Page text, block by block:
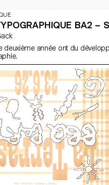
BA2 –
Sack
deuxième année ont du